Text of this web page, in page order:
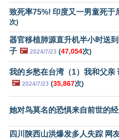
致死率75%! 印度又一男童死于
次)
器官移植肺源直升机半小时送
子 🖼️ 2024/7/23 (47,054次)
我的乡愁在台湾（1）我和父亲
🖼️ 2024/7/23 (35,867次)
她对鸟莫名的恐惧来自前世的
四川陕西山洪爆发多人失踪 网